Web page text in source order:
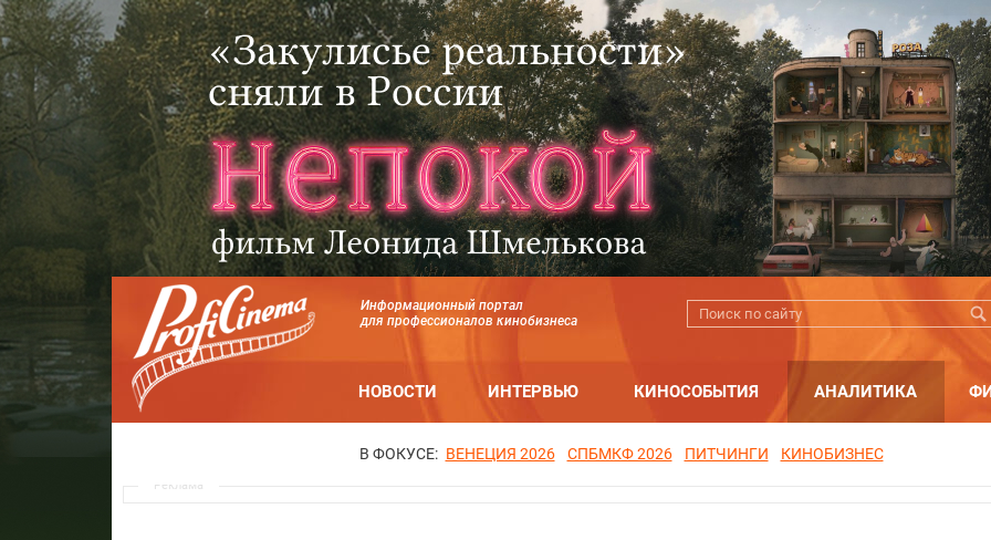
Информационный портал
для профессионалов кинобизнеса
НОВОСТИ ИНТЕРВЬЮ КИНОСОБЫТИЯ АНАЛИТИКА
В ФОКУСЕ: ВЕНЕЦИЯ 2026 СПБМКФ 2026 ПИТЧИНГИ КИНОБИЗНЕС
Реклама